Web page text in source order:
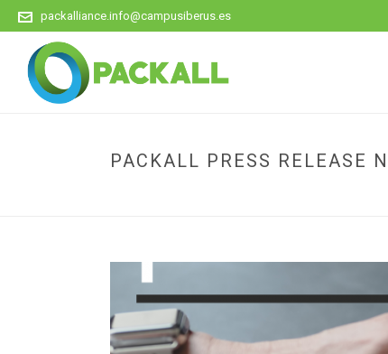
packalliance.info@campusiberus.es
PACKALL PRESS RELEASE